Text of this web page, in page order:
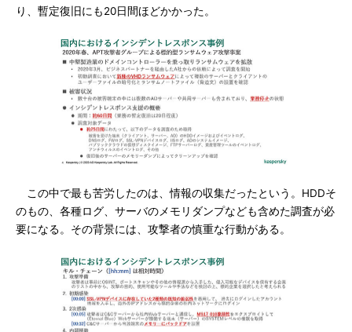
り、暫定復旧にも20日間ほどかかった。
この中で最も苦労したのは、情報の収集だったという。HDDそ
のもの、各種ログ、サーバのメモリダンプなども含めた調査が必
要になる。その背景には、攻撃者の慎重な行動がある。